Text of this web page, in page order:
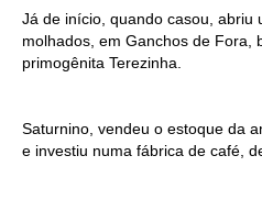
Já de início, quando casou, abriu
molhados, em Ganchos de Fora,
primogênita Terezinha.
Saturnino, vendeu o estoque da
e investiu numa fábrica de café,